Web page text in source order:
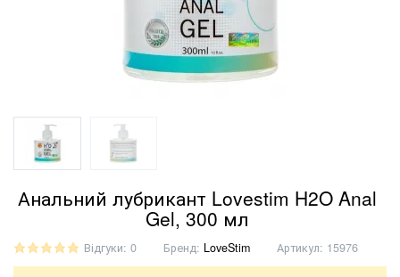
Анальний лубрикант Lovestim H2O Anal
Gel, 300 мл
Відгуки: 0 Бренд: LoveStim Артикул: 15976